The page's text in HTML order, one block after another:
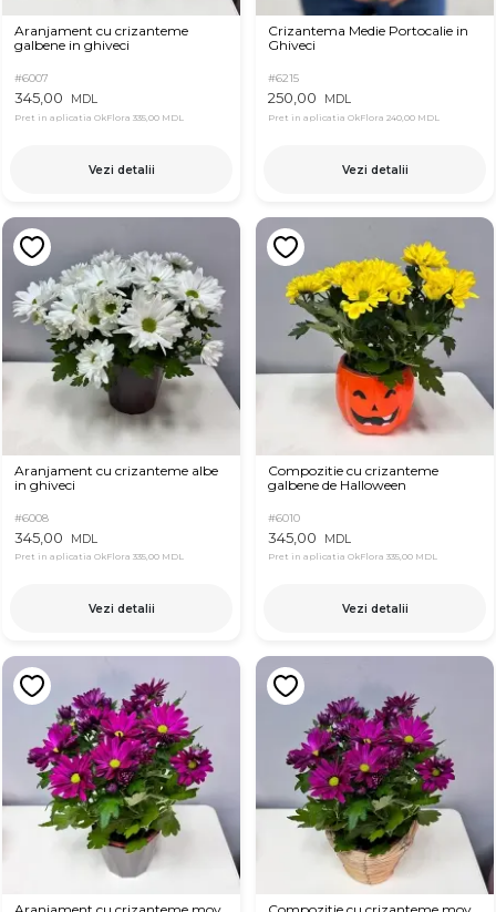
Aranjament cu crizanteme
galbene in ghiveci
#6007
345,00 MDL
Pret in aplicatia OkFlora 335,00 MDL
Vezi detalii
Crizantema Medie Portocalie in
Ghiveci
#6215
250,00 MDL
Pret in aplicatia OkFlora 240,00 MDL
Vezi detalii
Aranjament cu crizanteme albe
in ghiveci
#6008
345,00 MDL
Pret in aplicatia OkFlora 335,00 MDL
Vezi detalii
Compozitie cu crizanteme
galbene de Halloween
#6010
345,00 MDL
Pret in aplicatia OkFlora 335,00 MDL
Vezi detalii